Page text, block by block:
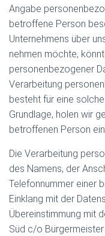
Angabe
betroffene Person
Unternehmens über
nehmen möchte,
personenbezogener
Verarbeitung
besteht für eine
Grundlage, holen wir
betroffenen Person
Die Verarbeitung
des Namens, der
Telefonnummer einer
Einklang mit der
Übereinstimmung mit
Süd c/o